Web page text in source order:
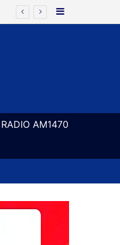
Barra Lateral
RADIO AM1470